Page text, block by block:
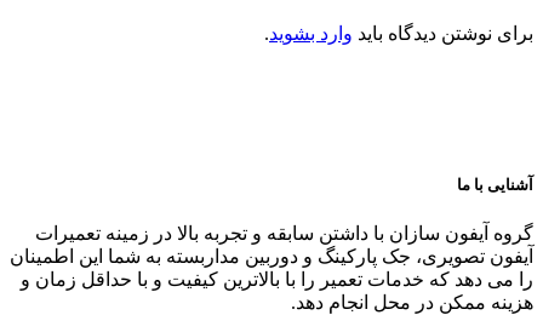
برای نوشتن دیدگاه باید وارد بشوید.
آشنایی با ما
گروه آیفون سازان با داشتن سابقه و تجربه بالا در زمینه تعمیرات
آیفون تصویری، جک پارکینگ و دوربین مداربسته به شما این اطمینان
را می دهد که خدمات تعمیر را با بالاترین کیفیت و با حداقل زمان و
هزینه ممکن در محل انجام دهد.